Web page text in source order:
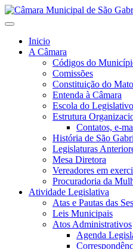
Inicio
A Câmara
Códigos do
Comissões
Constituição do
Entenda à Câmara
Escola do Legislativo
Estrutura
Contatos, e-
História de São
Legislaturas
Mesa Diretora
Vereadores em
Procuradoria da
Atividade Legislativa
Atas e Pautas das
Leis Municipais
Atos Administrativos
Agenda